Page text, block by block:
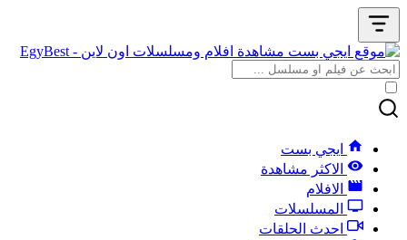
ايجي بست
الاكثر مشاهدة
الافلام
المسلسلات
احدث الحلقات